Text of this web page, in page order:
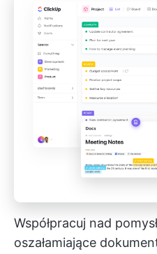
Współpracuj nad
oszałamiające